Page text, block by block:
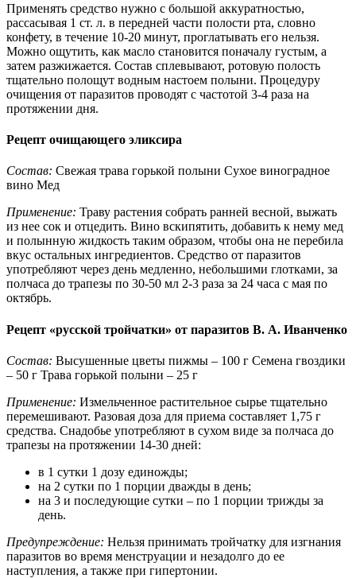
Применять средство нужно с большой аккуратностью,
рассасывая 1 ст. л. в передней части полости рта, словно
конфету, в течение 10-20 минут, проглатывать его нельзя.
Можно ощутить, как масло становится поначалу густым, а
затем разжижается. Состав сплевывают, ротовую полость
тщательно полощут водным настоем полыни. Процедуру
очищения от паразитов проводят с частотой 3-4 раза на
протяжении дня.
Рецепт очищающего эликсира
Состав: Свежая трава горькой полыни Сухое виноградное
вино Мед
Применение: Траву растения собрать ранней весной, выжать
из нее сок и отцедить. Вино вскипятить, добавить к нему мед
и полынную жидкость таким образом, чтобы она не перебила
вкус остальных ингредиентов. Средство от паразитов
употребляют через день медленно, небольшими глотками, за
полчаса до трапезы по 30-50 мл 2-3 раза за 24 часа с мая по
октябрь.
Рецепт «русской тройчатки» от паразитов В. А. Иванченко
Состав: Высушенные цветы пижмы – 100 г Семена гвоздики
– 50 г Трава горькой полыни – 25 г
Применение: Измельченное растительное сырье тщательно
перемешивают. Разовая доза для приема составляет 1,75 г
средства. Снадобье употребляют в сухом виде за полчаса до
трапезы на протяжении 14-30 дней:
в 1 сутки 1 дозу единожды;
на 2 сутки по 1 порции дважды в день;
на 3 и последующие сутки – по 1 порции трижды за
день.
Предупреждение: Нельзя принимать тройчатку для изгнания
паразитов во время менструации и незадолго до ее
наступления, а также при гипертонии.